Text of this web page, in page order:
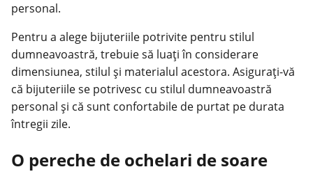
personal.
Pentru a alege bijuteriile potrivite pentru stilul
dumneavoastră, trebuie să luați în considerare
dimensiunea, stilul și materialul acestora. Asigurați-vă
că bijuteriile se potrivesc cu stilul dumneavoastră
personal și că sunt confortabile de purtat pe durata
întregii zile.
O pereche de ochelari de soare